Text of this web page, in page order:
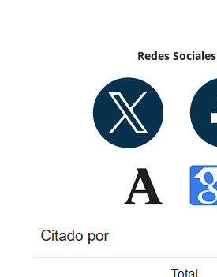
Redes Sociales